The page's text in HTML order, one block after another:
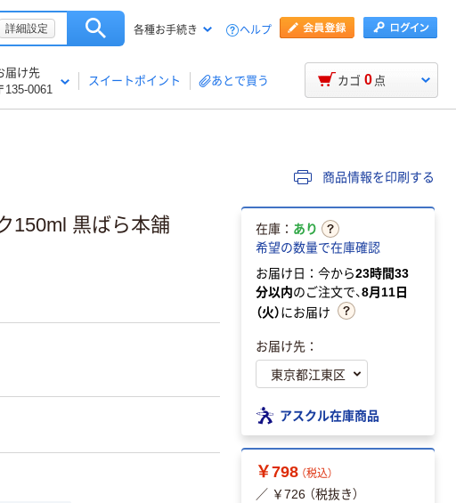
詳細設定 各種お手続き ヘルプ
届け先
135-0061
スイートポイント あとで買う カゴ 0 点
商品情報を印刷する
150ml 黒ばら本舗 在庫： あり
希望の数量で在庫確認
お届け日：今から23時間33
分以内のご注文で、8月11日
（火）にお届け
お届け先：
アスクル在庫商品
￥798 （税込）
／ ￥726 （税抜き）